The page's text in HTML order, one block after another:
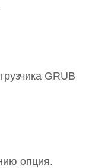
GRUB
опция.